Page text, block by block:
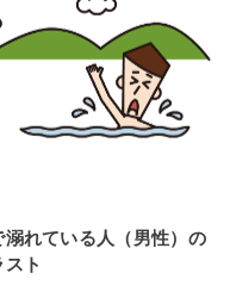
溺れている人（男性）の
スト